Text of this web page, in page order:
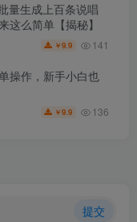
量生成上百条说唱
这么简单【揭秘】
￥9.9 141
操作，新手小白也
￥9.9 136
提交